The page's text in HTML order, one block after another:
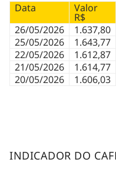
Data Valor
R$
26/05/2026
1.637,80
25/05/2026
1.643,77
22/05/2026
1.612,87
21/05/2026
1.614,77
20/05/2026
1.606,03
INDICADOR DO